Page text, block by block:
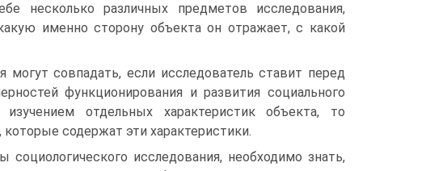
различных предметов исследования,
именно сторону объекта он отражает, с какой
совпадать, если исследователь ставит перед
функционирования и развития социального
отдельных характеристик объекта, то
содержат эти характеристики.
исследования, необходимо знать,